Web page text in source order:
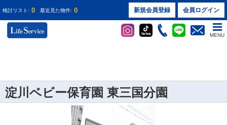
検討リスト: 0 最近見た物件: 0 新規会員登録 会員ログイン
MENU
淀川ベビー保育園 東三国分園